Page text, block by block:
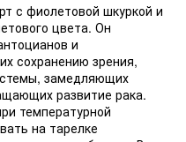
с фиолетовой шкуркой и
цвета. Он
и
сохранению зрения,
замедляющих
развитие рака.
температурной
на тарелке